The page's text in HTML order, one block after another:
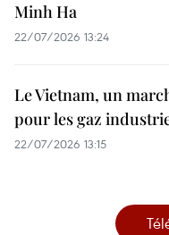
Minh Ha
22/07/2026 13:24
Le Vietnam, un
pour les gaz
22/07/2026 13:15